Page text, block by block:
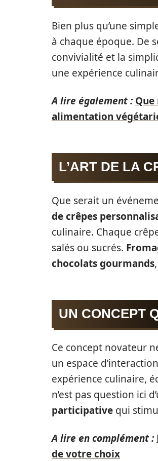
Bien plus qu’une
à chaque époque. De
convivialité et la
une expérience
A lire également :
alimentation
L’ART DE LA
Que serait un
de crêpes
culinaire. Chaque
salés ou sucrés.
chocolats gourmands
UN CONCEPT
Ce concept novateur
un espace
expérience culinaire,
n’est pas question ici
participative qui
A lire en complément :
de votre choix